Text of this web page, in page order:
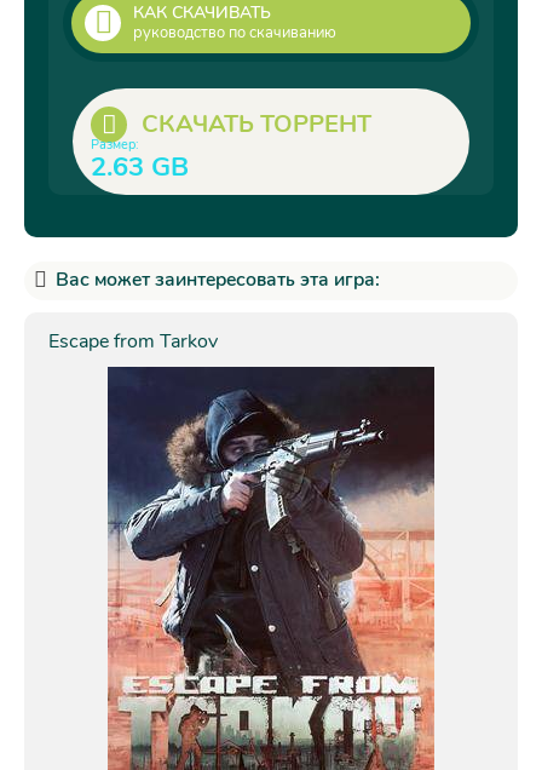
КАК СКАЧИВАТЬ
руководство по скачиванию
СКАЧАТЬ ТОРРЕНТ
Размер:
2.63 GB
Вас может заинтересовать эта игра:
Escape from Tarkov